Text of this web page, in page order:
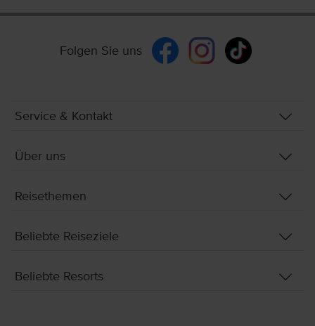
Folgen Sie uns
Service & Kontakt
Über uns
Reisethemen
Beliebte Reiseziele
Beliebte Resorts